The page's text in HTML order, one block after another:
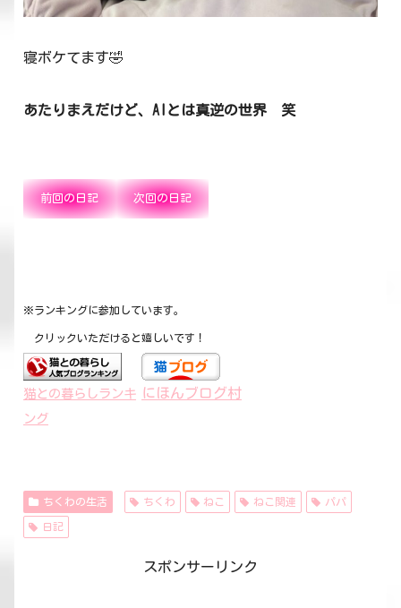
寝ボケてます🤣
あたりまえだけど、AIとは真逆の世界 笑
前回の日記 次回の日記
※ランキングに参加しています。
クリックいただけると嬉しいです！
猫との暮らしランキ
ング
にほんブログ村
ちくわの生活 ちくわ ねこ ねこ関連 パパ
日記
スポンサーリンク